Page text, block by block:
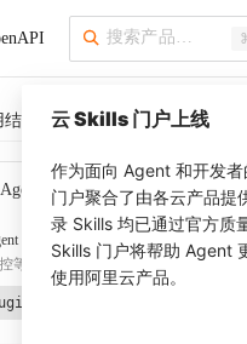
果 SDK 示例 CLI 示例
Toolkit 了解更多
Toolkit
提供 Agent 插件、技能、
等能力。通过 alibabacloud-agent-
aliyun/alibabacloud-
云 Skills 门户上线
作为面向 Agent 和开发
门户聚合了由各云产品提
录 Skills 均已通过官方质
Skills 门户将帮助 Agent
使用阿里云产品。